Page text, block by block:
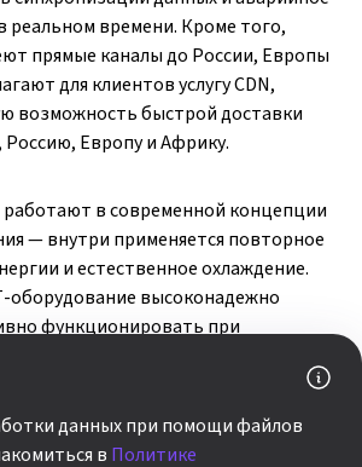
реальном времени. Кроме того,
прямые каналы до России, Европы
для клиентов услугу CDN,
возможность быстрой доставки
Европу и Африку.
в современной концепции
— внутри применяется повторное
и естественное охлаждение.
высоконадежно
функционировать при
тщательно подходим к выбору
в таком стратегическом для
данных при помощи файлов
в Политике